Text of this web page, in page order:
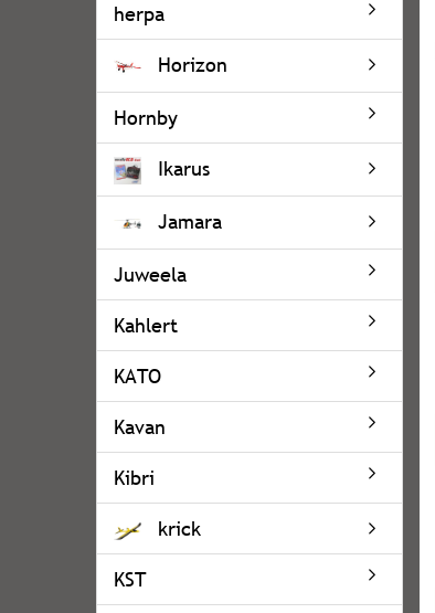
herpa
Horizon
Hornby
Ikarus
Jamara
Juweela
Kahlert
KATO
Kavan
Kibri
krick
KST